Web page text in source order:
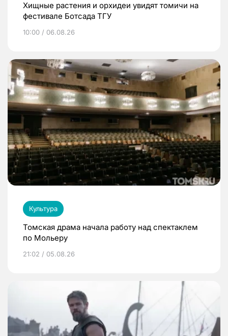
Хищные растения и орхидеи увидят томичи на
фестивале Ботсада ТГУ
10:00 / 06.08.26
Культура
Томская драма начала работу над спектаклем
по Мольеру
21:02 / 05.08.26